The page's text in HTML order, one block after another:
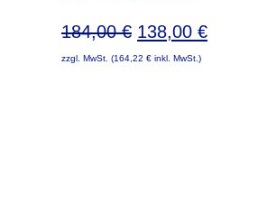
184,00€ Ursprünglicher
Preis
138,00 €Aktueller
zzgl. MwSt. (164,22 € inkl. MwSt.)